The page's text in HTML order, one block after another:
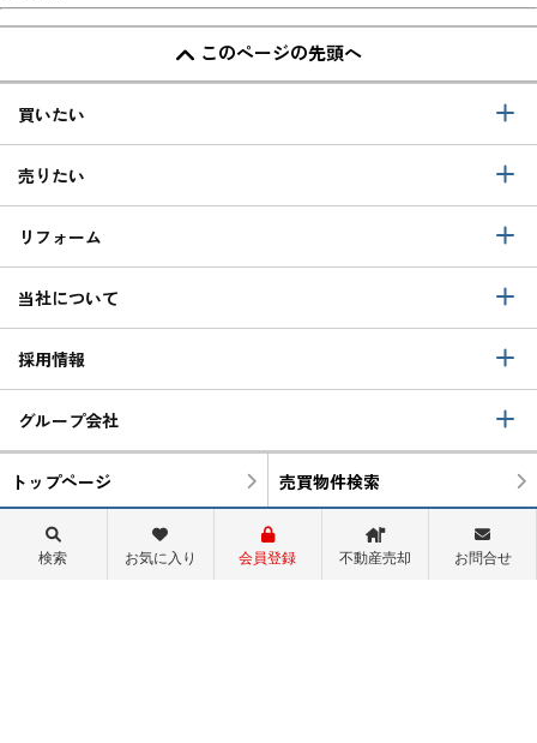
このページの先頭へ
買いたい
売りたい
リフォーム
当社について
採用情報
グループ会社
トップページ 売買物件検索
町名から検索 学区から検索
検索 お気に入り 会員登録 不動産売却 お問合せ